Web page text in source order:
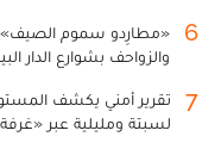
6
«مطارِدو سموم الصيف»..
والزواحف بشوارع الدار
7
تقرير أمني يكشف
لسبتة ومليلية عبر